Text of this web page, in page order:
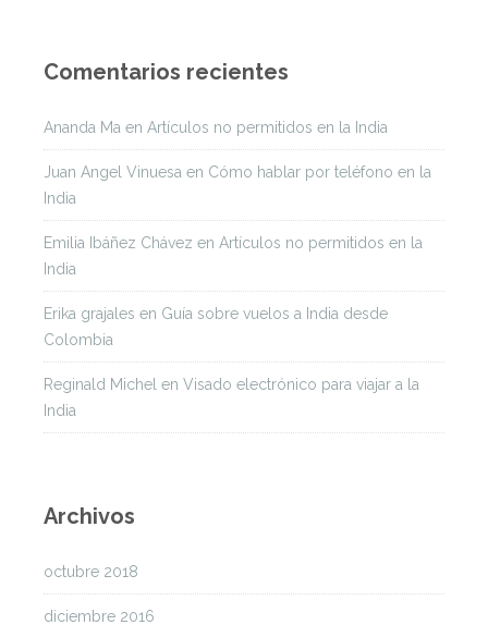
Comentarios recientes
Ananda Ma en Artículos no permitidos en la India
Juan Angel Vinuesa en Cómo hablar por teléfono en la
India
Emilia Ibáñez Chávez en Artículos no permitidos en la
India
Erika grajales en Guía sobre vuelos a India desde
Colombia
Reginald Michel en Visado electrónico para viajar a la
India
Archivos
octubre 2018
diciembre 2016